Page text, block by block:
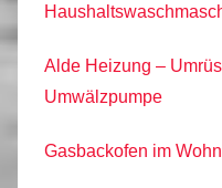
Alde Heizung –
Umwälzpumpe
Gasbackofen im